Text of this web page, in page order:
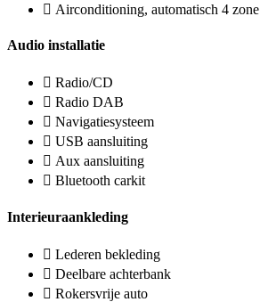
Airconditioning, automatisch 4 zone
Audio installatie
Radio/CD
Radio DAB
Navigatiesysteem
USB aansluiting
Aux aansluiting
Bluetooth carkit
Interieuraankleding
Lederen bekleding
Deelbare achterbank
Rokersvrije auto